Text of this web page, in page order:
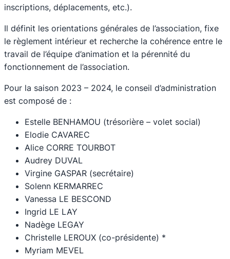
inscriptions, déplacements, etc.).
Il définit les orientations générales de l’association, fixe
le règlement intérieur et recherche la cohérence entre le
travail de l’équipe d’animation et la pérennité du
fonctionnement de l’association.
Pour la saison 2023 – 2024, le conseil d’administration
est composé de :
Estelle BENHAMOU (trésorière – volet social)
Elodie CAVAREC
Alice CORRE TOURBOT
Audrey DUVAL
Virgine GASPAR (secrétaire)
Solenn KERMARREC
Vanessa LE BESCOND
Ingrid LE LAY
Nadège LEGAY
Christelle LEROUX (co-présidente) *
Myriam MEVEL